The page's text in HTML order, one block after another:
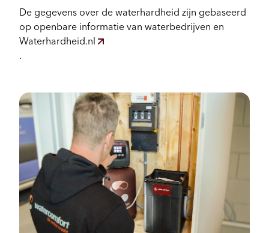
De gegevens over de waterhardheid zijn gebaseerd
op openbare informatie van waterbedrijven en
Waterhardheid.nl
.